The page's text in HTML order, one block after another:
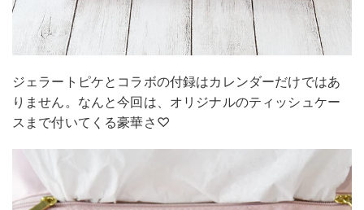
ジェラートピケとコラボの付録はカレンダーだけではあ
りません。なんと今回は、オリジナルのティッシュケー
スまで付いてくる豪華さ♡